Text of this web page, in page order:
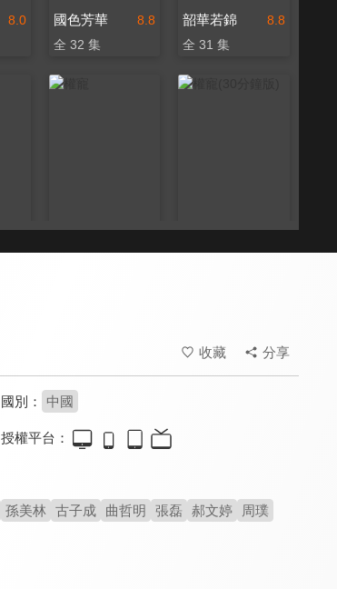
8.0 8.8
國色芳華
全 32 集
8.8
韶華若錦
全 31 集
全 24 集 全 18 集
收藏 分享
國別： 中國
授權平台：
孫美林 古子成 曲哲明 張磊 郝文婷
周璞